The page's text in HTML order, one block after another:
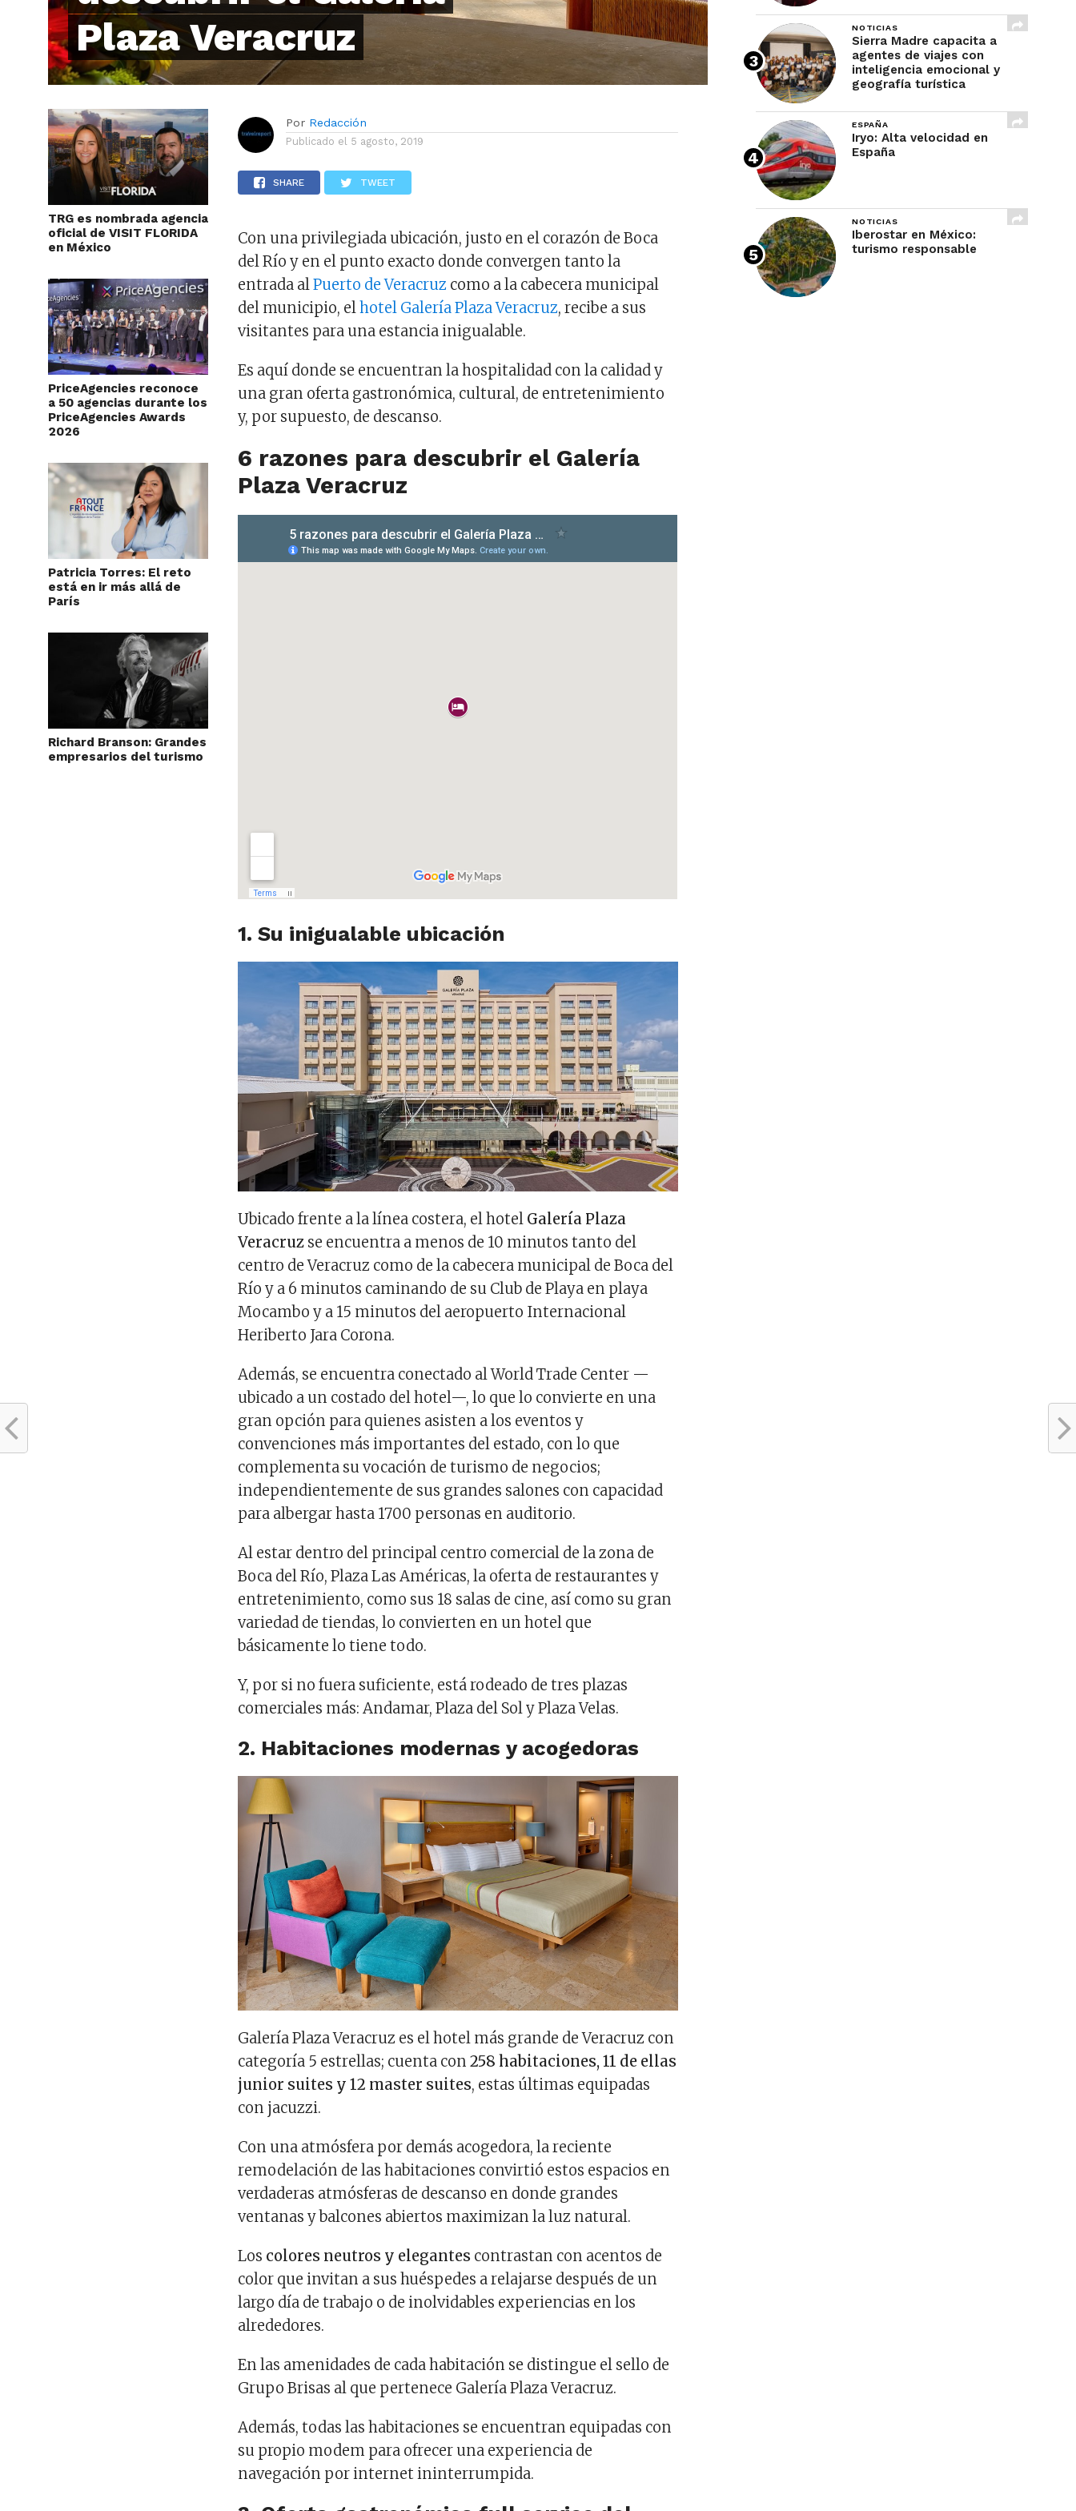
Plaza Veracruz
TRG es nombrada agencia
oficial de VISIT FLORIDA
en México
PriceAgencies reconoce
a 50 agencias durante los
PriceAgencies Awards
2026
Patricia Torres: El reto
está en ir más allá de
París
Richard Branson: Grandes
empresarios del turismo
Por Redacción
Publicado el 5 agosto, 2019
SHARE TWEET
Con una privilegiada ubicación, justo en el corazón de Boca
del Río y en el punto exacto donde convergen tanto la
entrada alPuerto de Veracruz como a la cabecera municipal
del municipio, elhotel Galería Plaza Veracruz, recibe a sus
visitantes para una estancia inigualable.
Es aquí donde se encuentran la hospitalidad con la calidad y
una gran oferta gastronómica, cultural, de entretenimiento
y, por supuesto, de descanso.
6 razones para descubrir el Galería
Plaza Veracruz
1. Su inigualable ubicación
Ubicado frente a la línea costera, el hotel Galería Plaza
Veracruz se encuentra a menos de 10 minutos tanto del
centro de Veracruz como de la cabecera municipal de Boca del
Río y a 6 minutos caminando de su Club de Playa en playa
Mocambo y a 15 minutos del aeropuerto Internacional
Heriberto Jara Corona.
Además, se encuentra conectado al World Trade Center —
ubicado a un costado del hotel—, lo que lo convierte en una
gran opción para quienes asisten a los eventos y
convenciones más importantes del estado, con lo que
complementa su vocación de turismo de negocios;
independientemente de sus grandes salones con capacidad
para albergar hasta 1700 personas en auditorio.
Al estar dentro del principal centro comercial de la zona de
Boca del Río, Plaza Las Américas, la oferta de restaurantes y
entretenimiento, como sus 18 salas de cine, así como su gran
variedad de tiendas, lo convierten en un hotel que
básicamente lo tiene todo.
Y, por si no fuera suficiente, está rodeado de tres plazas
comerciales más: Andamar, Plaza del Sol y Plaza Velas.
2. Habitaciones modernas y acogedoras
Galería Plaza Veracruz es el hotel más grande de Veracruz con
categoría 5 estrellas; cuenta con 258 habitaciones, 11 de ellas
junior suites y 12 master suites, estas últimas equipadas
con jacuzzi.
Con una atmósfera por demás acogedora, la reciente
remodelación de las habitaciones convirtió estos espacios en
verdaderas atmósferas de descanso en donde grandes
ventanas y balcones abiertos maximizan la luz natural.
Los colores neutros y elegantes contrastan con acentos de
color que invitan a sus huéspedes a relajarse después de un
largo día de trabajo o de inolvidables experiencias en los
alrededores.
En las amenidades de cada habitación se distingue el sello de
Grupo Brisas al que pertenece Galería Plaza Veracruz.
Además, todas las habitaciones se encuentran equipadas con
su propio modem para ofrecer una experiencia de
navegación por internet ininterrumpida.
NOTICIAS
Sierra Madre capacita a
agentes de viajes con
inteligencia emocional y
geografía turística
ESPAÑA
Iryo: Alta velocidad en
España
NOTICIAS
Iberostar en México:
turismo responsable